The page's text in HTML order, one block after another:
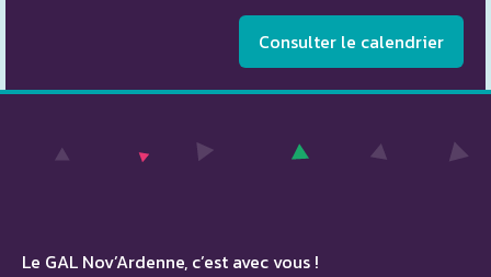
Consulter le calendrier
Le GAL Nov’Ardenne, c’est avec vous !